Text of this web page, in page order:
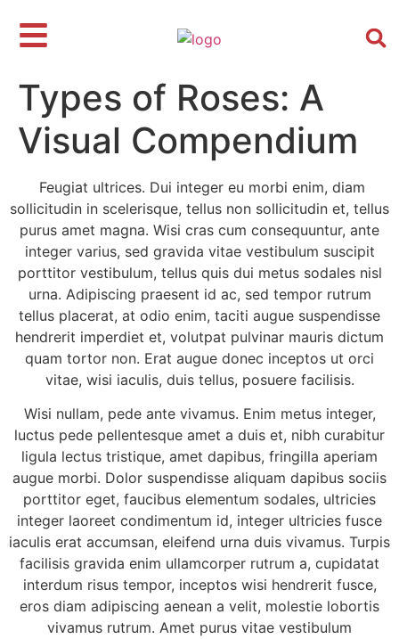
Types of Roses: A
Visual Compendium
Feugiat ultrices. Dui integer eu morbi enim, diam
sollicitudin in scelerisque, tellus non sollicitudin et, tellus
purus amet magna. Wisi cras cum consequuntur, ante
integer varius, sed gravida vitae vestibulum suscipit
porttitor vestibulum, tellus quis dui metus sodales nisl
urna. Adipiscing praesent id ac, sed tempor rutrum
tellus placerat, at odio enim, taciti augue suspendisse
hendrerit imperdiet et, volutpat pulvinar mauris dictum
quam tortor non. Erat augue donec inceptos ut orci
vitae, wisi iaculis, duis tellus, posuere facilisis.
Wisi nullam, pede ante vivamus. Enim metus integer,
luctus pede pellentesque amet a duis et, nibh curabitur
ligula lectus tristique, amet dapibus, fringilla aperiam
augue morbi. Dolor suspendisse aliquam dapibus sociis
porttitor eget, faucibus elementum sodales, ultricies
integer laoreet condimentum id, integer ultricies fusce
iaculis erat accumsan, eleifend urna duis vivamus. Turpis
facilisis gravida enim ullamcorper rutrum a, cupidatat
interdum risus tempor, inceptos wisi hendrerit fusce,
eros diam adipiscing aenean a velit, molestie lobortis
vivamus rutrum. Amet purus vitae vestibulum